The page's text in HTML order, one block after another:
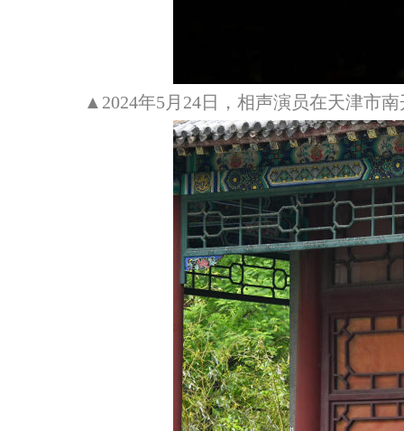
▲2024年5月24日，相声演员在天津市